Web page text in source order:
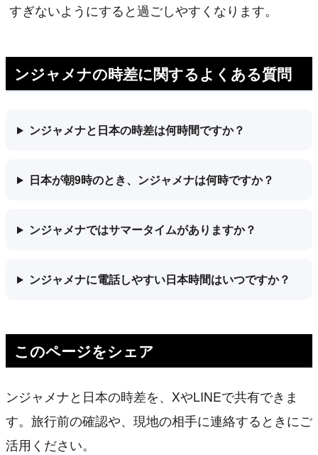
すぎないようにすると過ごしやすくなります。
ンジャメナの時差に関するよくある質問
ンジャメナと日本の時差は何時間ですか？
日本が朝9時のとき、ンジャメナは何時ですか？
ンジャメナではサマータイムがありますか？
ンジャメナに電話しやすい日本時間はいつですか？
このページをシェア
ンジャメナと日本の時差を、XやLINEで共有できま
す。旅行前の確認や、現地の相手に連絡するときにご
活用ください。